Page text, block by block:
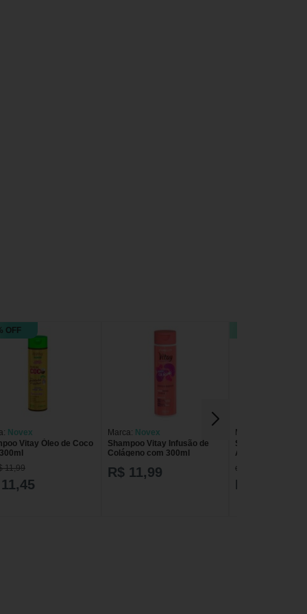
OFF
Novex
Vitay Óleo de Coco
11,99
Marca: Novex
Shampoo Vitay Infusão de
Colágeno com 300ml
R$ 11,99
Marca:
Shampoo Vitay
Abacate com
de R$ 11,99
R$ 10,18